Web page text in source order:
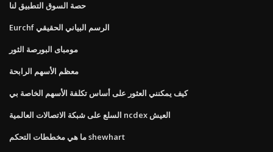
حصة السوق التطبيق لنا
Eurchf الرسم البياني الحقيقي
مومباى البورصة الثور
معظم الأسهم الرابحة
كيف يمكنني العثور على أساس تكلفة الأسهم الخاصة بي
السلع على شبكة الاتصالات العالمية ncdex العيش
ما هي مخططات التحكم shewhart